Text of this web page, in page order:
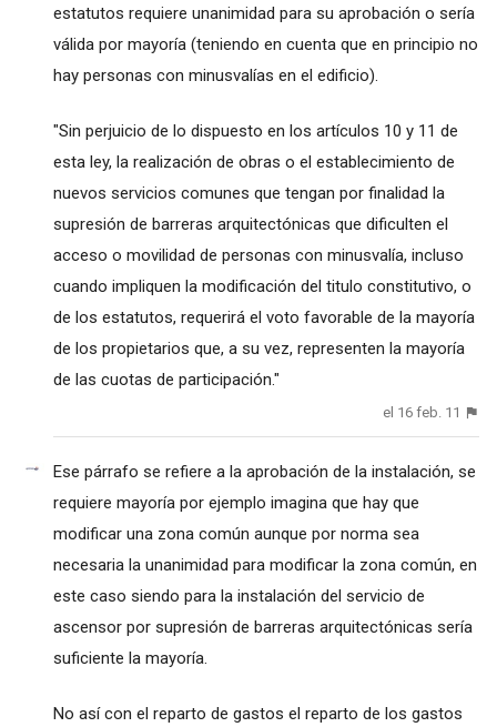
estatutos requiere unanimidad para su aprobación o sería
válida por mayoría (teniendo en cuenta que en principio no
hay personas con minusvalías en el edificio).
"Sin perjuicio de lo dispuesto en los artículos 10 y 11 de
esta ley, la realización de obras o el establecimiento de
nuevos servicios comunes que tengan por finalidad la
supresión de barreras arquitectónicas que dificulten el
acceso o movilidad de personas con minusvalía, incluso
cuando impliquen la modificación del titulo constitutivo, o
de los estatutos, requerirá el voto favorable de la mayoría
de los propietarios que, a su vez, representen la mayoría
de las cuotas de participación."
el 16 feb. 11
Ese párrafo se refiere a la aprobación de la instalación, se
requiere mayoría por ejemplo imagina que hay que
modificar una zona común aunque por norma sea
necesaria la unanimidad para modificar la zona común, en
este caso siendo para la instalación del servicio de
ascensor por supresión de barreras arquitectónicas sería
suficiente la mayoría.
No así con el reparto de gastos el reparto de los gastos